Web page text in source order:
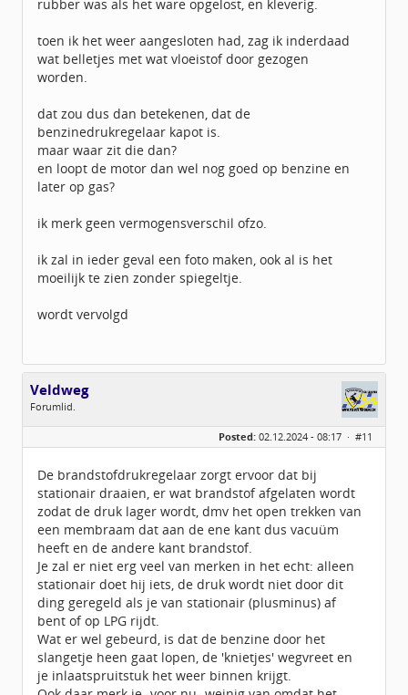
rubber was als het ware opgelost, en kleverig.
toen ik het weer aangesloten had, zag ik inderdaad
wat belletjes met wat vloeistof door gezogen
worden.
dat zou dus dan betekenen, dat de
benzinedrukregelaar kapot is.
maar waar zit die dan?
en loopt de motor dan wel nog goed op benzine en
later op gas?
ik merk geen vermogensverschil ofzo.
ik zal in ieder geval een foto maken, ook al is het
moeilijk te zien zonder spiegeltje.
wordt vervolgd
Veldweg
Forumlid.
Geslacht:
n/a
Geregistreerd:04 / 2022
Posted: 02.12.2024 - 08:17 · #11
De brandstofdrukregelaar zorgt ervoor dat bij
stationair draaien, er wat brandstof afgelaten wordt
zodat de druk lager wordt, dmv het open trekken van
een membraam dat aan de ene kant dus vacuüm
heeft en de andere kant brandstof.
Je zal er niet erg veel van merken in het echt: alleen
stationair doet hij iets, de druk wordt niet door dit
ding geregeld als je van stationair (plusminus) af
bent of op LPG rijdt.
Wat er wel gebeurd, is dat de benzine door het
slangetje heen gaat lopen, de 'knietjes' wegvreet en
je inlaatspruitstuk het weer binnen krijgt.